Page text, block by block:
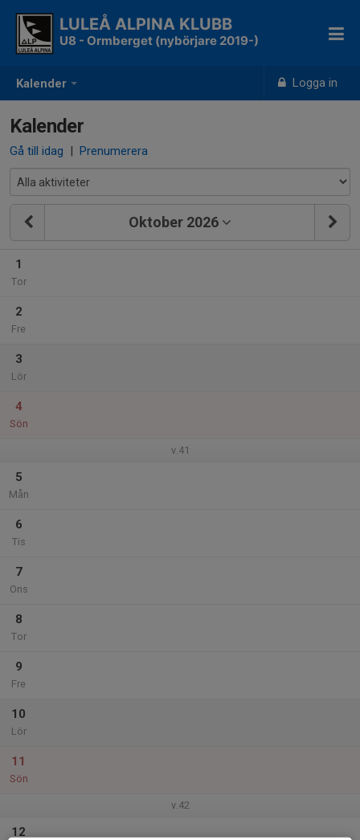
Kalender Logga in
LULEÅ ALPINA KLUBB
U8 - Ormberget (nybörjare 2019-)
Kalender
Gå till idag | Prenumerera
Oktober 2026
1
Tor
2
Fre
3
Lör
4
Sön
v.41
5
Mån
6
Tis
7
Ons
8
Tor
9
Fre
10
Lör
11
Sön
v.42
12